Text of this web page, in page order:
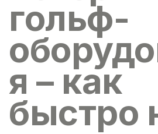
гольф-
я – как
быстро